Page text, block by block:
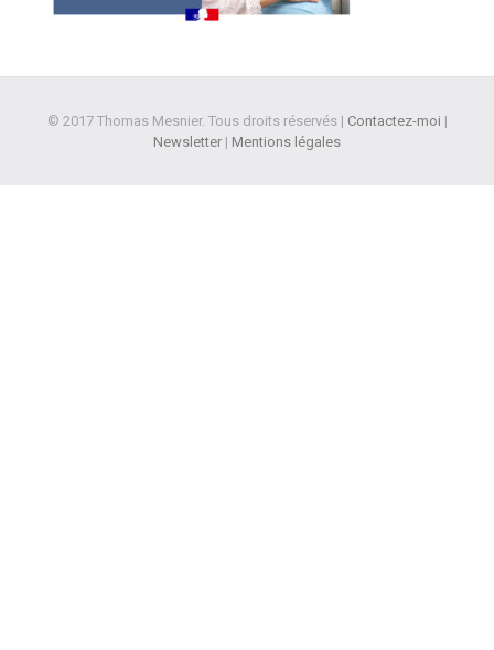
© 2017 Thomas Mesnier. Tous droits réservés | Contactez-moi |
Newsletter | Mentions légales